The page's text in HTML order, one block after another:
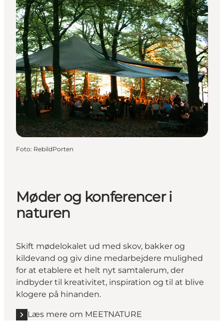
Foto: RebildPorten
Møder og konferencer i
naturen
Skift mødelokalet ud med skov, bakker og
kildevand og giv dine medarbejdere mulighed
for at etablere et helt nyt samtalerum, der
indbyder til kreativitet, inspiration og til at blive
klogere på hinanden.
Læs mere om MEETNATURE